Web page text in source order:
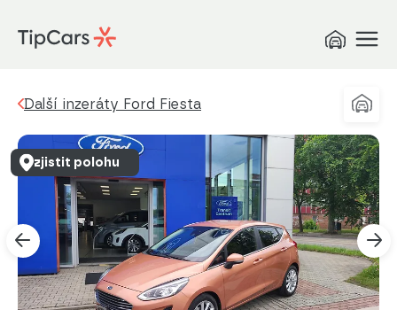
Další inzeráty Ford Fiesta
zjistit polohu